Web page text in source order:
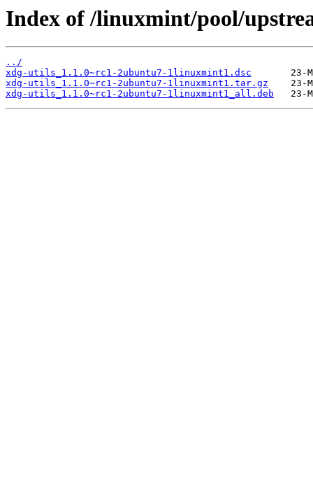
Index of /linuxmint/pool/
../
xdg-utils_1.1.0~rc1-2ubuntu7-1linuxmint1.dsc
xdg-utils_1.1.0~rc1-2ubuntu7-1linuxmint1.tar.gz
xdg-utils_1.1.0~rc1-2ubuntu7-1linuxmint1_all.deb